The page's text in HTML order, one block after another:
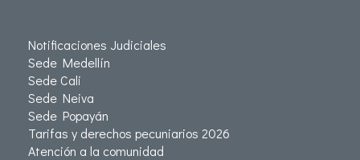
Notificaciones Judiciales
Sede Medellín
Sede Cali
Sede Neiva
Sede Popayán
Tarifas y derechos pecuniarios 2026
Atención a la comunidad